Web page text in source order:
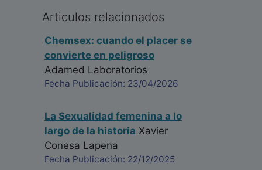
Articulos relacionados
Chemsex: cuando el placer se
convierte en peligroso
Adamed Laboratorios
Fecha Publicación: 23/04/2026
La Sexualidad femenina a lo
largo de la historia Xavier
Conesa Lapena
Fecha Publicación: 22/12/2025